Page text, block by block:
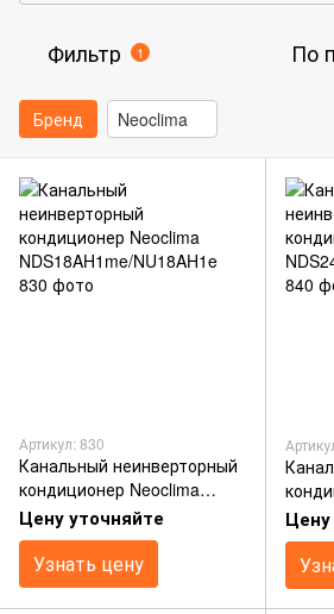
Фильтр 1 По
Бренд Neoclima
Артикул: 830
Канальный неинверторный
кондиционер Neoclima
NDS18AH1me/NU18AH1e
Цену уточняйте
Узнать цену
Цену